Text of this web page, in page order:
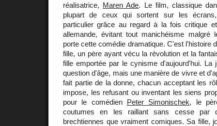
réalisatrice, Maren Ade. Le film, classique
plupart de ceux qui sortent sur les
particulier grâce au regard à la fois critique
allemande, évitant tout manichéisme malgré
porte cette comédie dramatique. C'est l'histoire
fille, un père ayant vécu la révolution et la
fille emportée par le cynisme d'aujourd'hui. La
question d'âge, mais une manière de vivre et
fait partie de la donne, chacun acceptant les
impose, les refusant ou inventant les siens
pour le comédien Peter Simonischek, le
coutumes en les raillant sans cesse par
brechtiennes que vraiment comiques. Sa fille,